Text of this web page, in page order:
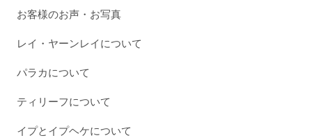
お客様のお声・お写真
レイ・ヤーンレイについて
パラカについて
ティリーフについて
イプとイプヘケについて